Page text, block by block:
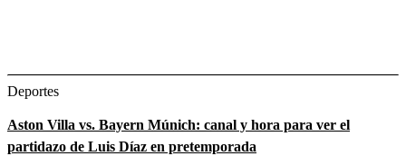
Deportes
Aston Villa vs. Bayern Múnich: canal y hora para ver el
partidazo de Luis Díaz en pretemporada